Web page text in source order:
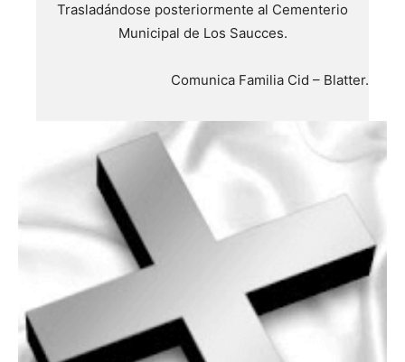
Trasladándose posteriormente al Cementerio
Municipal de Los Saucces.
Comunica Familia Cid – Blatter.